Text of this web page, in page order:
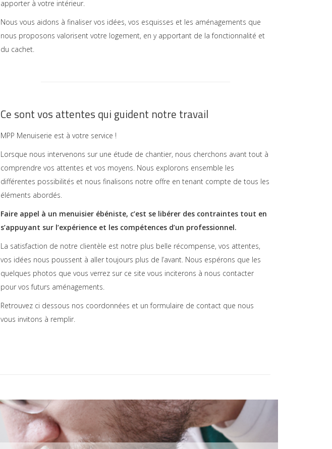
apporter à votre intérieur.
Nous vous aidons à finaliser vos idées, vos esquisses et les aménagements que
nous proposons valorisent votre logement, en y apportant de la fonctionnalité et
du cachet.
Ce sont vos attentes qui guident notre travail
MPP Menuiserie est à votre service !
Lorsque nous intervenons sur une étude de chantier, nous cherchons avant tout à
comprendre vos attentes et vos moyens. Nous explorons ensemble les
différentes possibilités et nous finalisons notre offre en tenant compte de tous les
éléments abordés.
Faire appel à un menuisier ébéniste, c’est se libérer des contraintes tout en
s’appuyant sur l’expérience et les compétences d’un professionnel.
La satisfaction de notre clientèle est notre plus belle récompense, vos attentes,
vos idées nous poussent à aller toujours plus de l’avant. Nous espérons que les
quelques photos que vous verrez sur ce site vous inciterons à nous contacter
pour vos futurs aménagements.
Retrouvez ci dessous nos coordonnées et un formulaire de contact que nous
vous invitons à remplir.